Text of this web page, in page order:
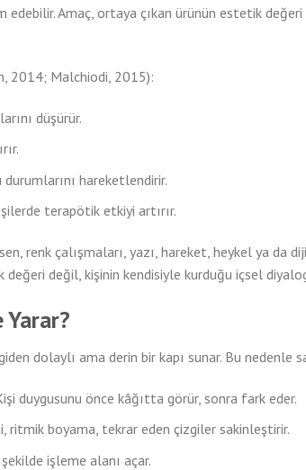
edebilir. Amaç, ortaya çıkan ürünün estetik
2014; Malchiodi, 2015):
düşürür.
hareketlendirir.
terapötik etkiyi artırır.
renk çalışmaları, yazı, hareket, heykel ya da
değil, kişinin kendisiyle kurduğu içsel
Yarar?
dolaylı ama derin bir kapı sunar. Bu nedenle
duygusunu önce kâğıtta görür, sonra fark eder.
ritmik boyama, tekrar eden çizgiler sakinleştirir.
işleme alanı açar.